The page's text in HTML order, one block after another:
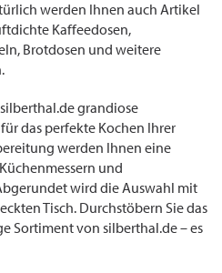
werden Ihnen auch Artikel
Kaffeedosen,
Brotdosen und weitere
grandiose
das perfekte Kochen Ihrer
werden Ihnen eine
und
wird die Auswahl mit
Tisch. Durchstöbern Sie das
Sortiment von silberthal.de – es